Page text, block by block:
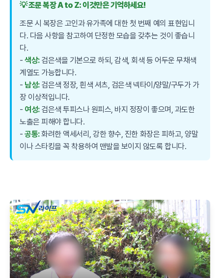
💡 조문 복장 A to Z: 이것만은 기억하세요!
조문 시 복장은 고인과 유가족에 대한 첫 번째 예의 표현입니
다. 다음 사항을 참고하여 단정한 모습을 갖추는 것이 좋습니
다.
-색상:검은색을 기본으로 하되, 감색, 회색 등 어두운 무채색
계열도 가능합니다.
- 남성:검은색 정장, 흰색 셔츠, 검은색 넥타이/양말/구두가 가
장 이상적입니다.
- 여성:검은색 투피스나 원피스, 바지 정장이 좋으며, 과도한
노출은 피해야 합니다.
-공통:화려한 액세서리, 강한 향수, 진한 화장은 피하고, 양말
이나 스타킹을 꼭 착용하여 맨발을 보이지 않도록 합니다.